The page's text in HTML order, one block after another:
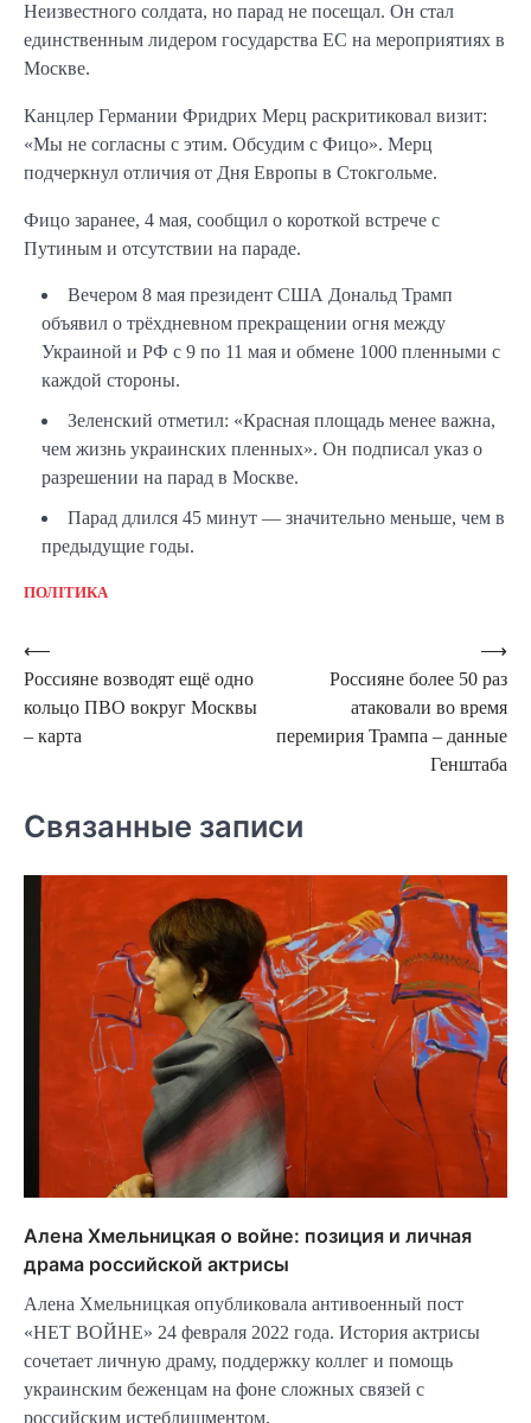
Неизвестного солдата, но парад не посещал. Он стал
единственным лидером государства ЕС на мероприятиях в
Москве.
Канцлер Германии Фридрих Мерц раскритиковал визит:
«Мы не согласны с этим. Обсудим с Фицо». Мерц
подчеркнул отличия от Дня Европы в Стокгольме.
Фицо заранее, 4 мая, сообщил о короткой встрече с
Путиным и отсутствии на параде.
Вечером 8 мая президент США Дональд Трамп
объявил о трёхдневном прекращении огня между
Украиной и РФ с 9 по 11 мая и обмене 1000 пленными с
каждой стороны.
Зеленский отметил: «Красная площадь менее важна,
чем жизнь украинских пленных». Он подписал указ о
разрешении на парад в Москве.
Парад длился 45 минут — значительно меньше, чем в
предыдущие годы.
ПОЛІТИКА
Навигация
по
записям
⟵
Россияне возводят ещё одно
кольцо ПВО вокруг Москвы
– карта
Россияне более 50 раз
атаковали во время
перемирия Трампа – данные
Генштаба
⟶
Связанные записи
Алена Хмельницкая о войне: позиция и личная
драма российской актрисы
Алена Хмельницкая опубликовала антивоенный пост
«НЕТ ВОЙНЕ» 24 февраля 2022 года. История актрисы
сочетает личную драму, поддержку коллег и помощь
украинским беженцам на фоне сложных связей с
российским истеблишментом.